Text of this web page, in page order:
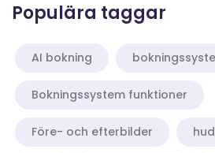
Populära taggar
AI bokning
Bokningssystem funktioner
Före- och efterbilder